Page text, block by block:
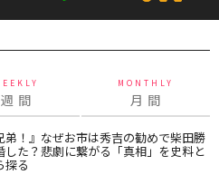
週 間
MONTHLY
月 間
弟！』なぜお市は秀吉の勧めで柴田勝
した？悲劇に繋がる「真相」を史料と
探る